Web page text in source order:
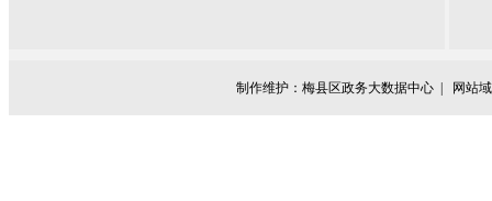
制作维护：梅县区政务大数据中心 | 网站